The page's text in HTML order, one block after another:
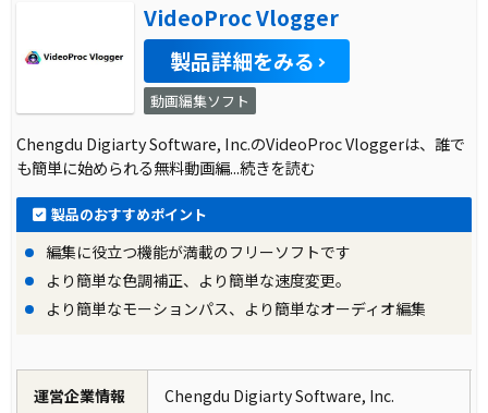
VideoProc Vlogger
製品詳細をみる
動画編集ソフト
Chengdu Digiarty Software, Inc.のVideoProc Vloggerは、誰で
も簡単に始められる無料動画編...続きを読む
製品のおすすめポイント
編集に役立つ機能が満載のフリーソフトです
より簡単な色調補正、より簡単な速度変更。
より簡単なモーションパス、より簡単なオーディオ編集
運営企業情報 Chengdu Digiarty Software, Inc.